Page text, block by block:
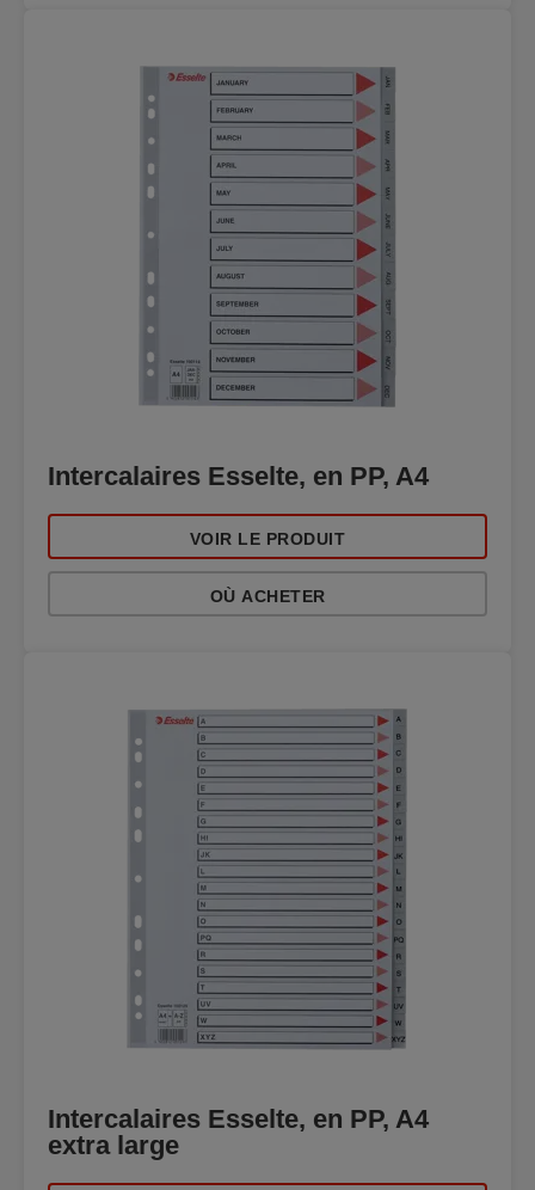
Intercalaires Esselte, en PP, A4
VOIR LE PRODUIT
OÙ ACHETER
Intercalaires Esselte, en PP, A4
extra large